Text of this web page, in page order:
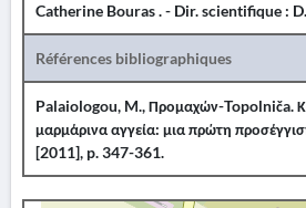
Catherine Bouras . - Dir. scientifique :
Références bibliographiques
Palaiologou, M., Προμαχών-Topolniča.
μαρμάρινα αγγεία: μια πρώτη
[2011], p. 347-361.